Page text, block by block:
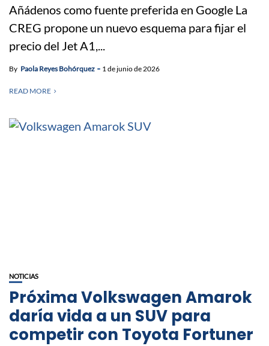
Añádenos como fuente preferida en Google La
CREG propone un nuevo esquema para fijar el
precio del Jet A1,...
By Paola Reyes Bohórquez 1 de junio de 2026
READ MORE
NOTICIAS
Próxima Volkswagen Amarok
daría vida a un SUV para
competir con Toyota Fortuner